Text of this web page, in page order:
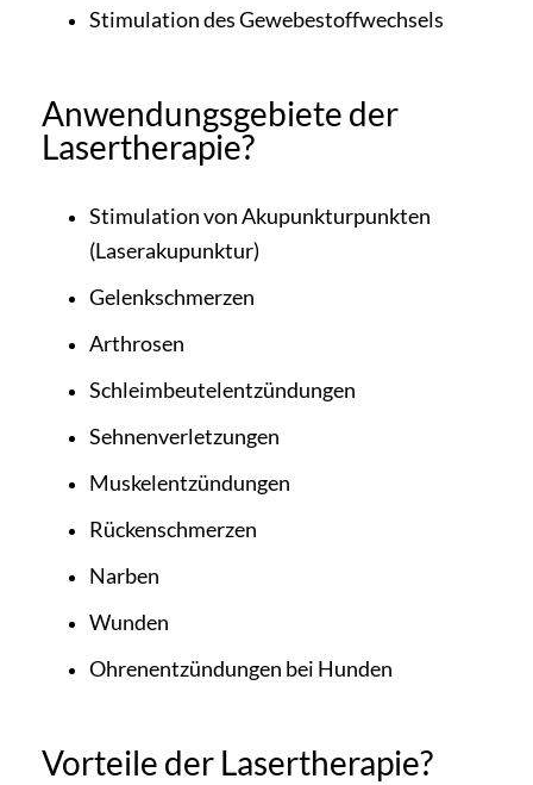
Stimulation des Gewebestoffwechsels
Anwendungsgebiete der
Lasertherapie?
Stimulation von Akupunkturpunkten
(Laserakupunktur)
Gelenkschmerzen
Arthrosen
Schleimbeutelentzündungen
Sehnenverletzungen
Muskelentzündungen
Rückenschmerzen
Narben
Wunden
Ohrenentzündungen bei Hunden
Vorteile der Lasertherapie?